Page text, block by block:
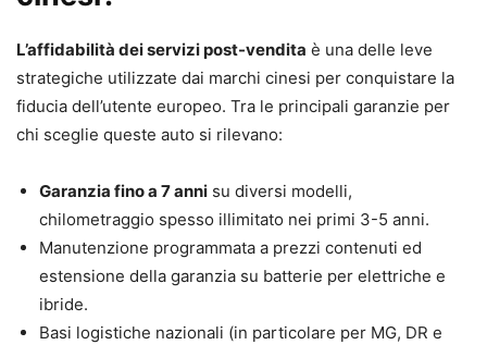
L’affidabilità dei servizi post-vendita è una delle leve
strategiche utilizzate dai marchi cinesi per conquistare la
fiducia dell’utente europeo. Tra le principali garanzie per
chi sceglie queste auto si rilevano:
Garanzia fino a 7 anni su diversi modelli,
chilometraggio spesso illimitato nei primi 3-5 anni.
Manutenzione programmata a prezzi contenuti ed
estensione della garanzia su batterie per elettriche e
ibride.
Basi logistiche nazionali (in particolare per MG, DR e